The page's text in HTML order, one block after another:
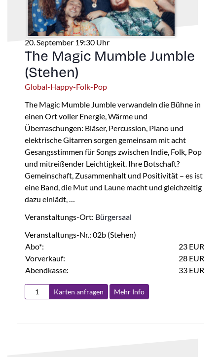
20. September 19:30 Uhr
The Magic Mumble Jumble
(Stehen)
Global-Happy-Folk-Pop
The Magic Mumble Jumble verwandeln die Bühne in
einen Ort voller Energie, Wärme und
Überraschungen: Bläser, Percussion, Piano und
elektrische Gitarren sorgen gemeinsam mit acht
Gesangsstimmen für Songs zwischen Indie, Folk, Pop
und mitreißender Leichtigkeit. Ihre Botschaft?
Gemeinschaft, Zusammenhalt und Positivität – es ist
eine Band, die Mut und Laune macht und gleichzeitig
dazu einlädt, …
Veranstaltungs-Ort: Bürgersaal
Veranstaltungs-Nr.: 02b (Stehen)
Abo*:
23 EUR
Vorverkauf:
28 EUR
Abendkasse:
33 EUR
Karten anfragen Mehr Info